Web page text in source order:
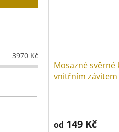
3970 Kč
Mosazné svěrné
vnitřním závitem
je
od 149 Kč